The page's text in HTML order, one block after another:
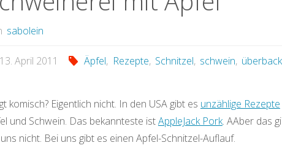
sabolein
13. April 2011 Äpfel, Rezepte, Schnitzel, schwein,
komisch? Eigentlich nicht. In den USA gibt es unzählige Rezepte
und Schwein. Das bekannteste istAppleJack Pork. AAber das
nicht. Bei uns gibt es einen Apfel-Schnitzel-Auflauf.